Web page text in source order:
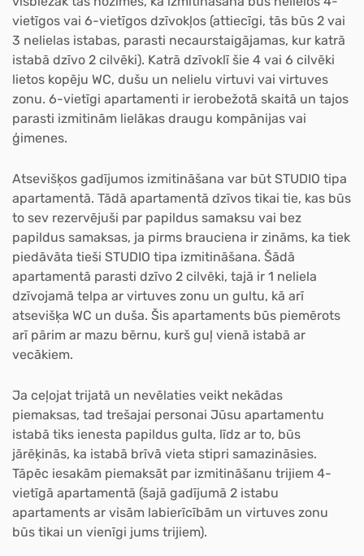
vietīgos vai 6-vietīgos dzīvokļos (attiecīgi, tās būs 2 vai
3 nelielas istabas, parasti necaurstaigājamas, kur katrā
istabā dzīvo 2 cilvēki). Katrā dzīvoklī šie 4 vai 6 cilvēki
lietos kopēju WC, dušu un nelielu virtuvi vai virtuves
zonu. 6-vietīgi apartamenti ir ierobežotā skaitā un tajos
parasti izmitinām lielākas draugu kompānijas vai
ģimenes.
Atsevišķos gadījumos izmitināšana var būt STUDIO tipa
apartamentā. Tādā apartamentā dzīvos tikai tie, kas būs
to sev rezervējuši par papildus samaksu vai bez
papildus samaksas, ja pirms brauciena ir zināms, ka tiek
piedāvāta tieši STUDIO tipa izmitināšana. Šādā
apartamentā parasti dzīvo 2 cilvēki, tajā ir 1 neliela
dzīvojamā telpa ar virtuves zonu un gultu, kā arī
atsevišķa WC un duša. Šis apartaments būs piemērots
arī pārim ar mazu bērnu, kurš guļ vienā istabā ar
vecākiem.
Ja ceļojat trijatā un nevēlaties veikt nekādas
piemaksas, tad trešajai personai Jūsu apartamentu
istabā tiks ienesta papildus gulta, līdz ar to, būs
jārēķinās, ka istabā brīvā vieta stipri samazināsies.
Tāpēc iesakām piemaksāt par izmitināšanu trijiem 4-
vietīgā apartamentā (šajā gadījumā 2 istabu
apartaments ar visām labierīcībām un virtuves zonu
būs tikai un vienīgi jums trijiem).